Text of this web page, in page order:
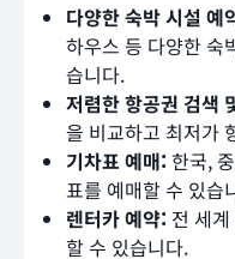
다양한 숙박 시설 예
하우스 등 다양한 숙
습니다.
저렴한 항공권 검색
을 비교하고 최저가
기차표 예매: 한국,
표를 예매할 수 있습
렌터카 예약: 전 세
할 수 있습니다.